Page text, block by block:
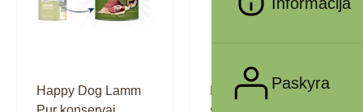
Paskyra
Happy Dog Lamm
Happy Dog maistas